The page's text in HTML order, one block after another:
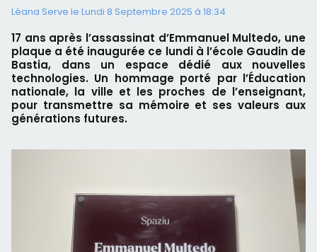
Léana Serve le Lundi 8 Septembre 2025 à 18:34
17 ans après l’assassinat d’Emmanuel Multedo, une
plaque a été inaugurée ce lundi à l’école Gaudin de
Bastia, dans un espace dédié aux nouvelles
technologies. Un hommage porté par l’Éducation
nationale, la ville et les proches de l’enseignant,
pour transmettre sa mémoire et ses valeurs aux
générations futures.